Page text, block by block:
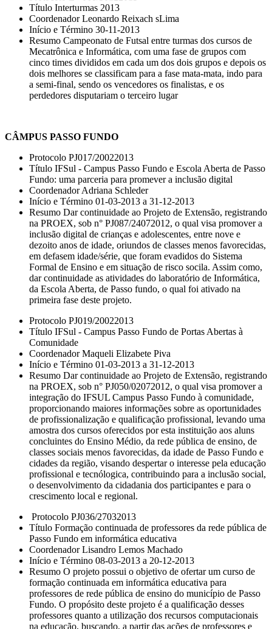
Título Interturmas 2013
Coordenador Leonardo Reixach sLima
Início e Término 30-11-2013
Resumo Campeonato de Futsal entre turmas dos cursos de
Mecatrônica e Informática, com uma fase de grupos com
cinco times divididos em cada um dos dois grupos e depois os
dois melhores se classificam para a fase mata-mata, indo para
a semi-final, sendo os vencedores os finalistas, e os
perdedores disputariam o terceiro lugar
CÂMPUS PASSO FUNDO
Protocolo PJ017/20022013
Título IFSul - Campus Passo Fundo e Escola Aberta de Passo
Fundo: uma parceria para promever a inclusão digital
Coordenador Adriana Schleder
Início e Término 01-03-2013 a 31-12-2013
Resumo Dar continuidade ao Projeto de Extensão, registrando
na PROEX, sob n° PJ087/24072012, o qual visa promover a
inclusão digital de crianças e adolescentes, entre nove e
dezoito anos de idade, oriundos de classes menos favorecidas,
em defasem idade/série, que foram evadidos do Sistema
Formal de Ensino e em situação de risco socila. Assim como,
dar continuidade as atividades do laboratório de Informática,
da Escola Aberta, de Passo fundo, o qual foi ativado na
primeira fase deste projeto.
Protocolo PJ019/20022013
Título IFSul - Campus Passo Fundo de Portas Abertas à
Comunidade
Coordenador Maqueli Elizabete Piva
Início e Término 01-03-2013 a 31-12-2013
Resumo Dar continuidade ao Projeto de Extensão, registrando
na PROEX, sob n° PJ050/02072012, o qual visa promover a
integração do IFSUL Campus Passo Fundo à comunidade,
proporcionando maiores informações sobre as oportunidades
de profissionalização e qualificação profissional, levando uma
amostra dos cursos oferecidos por esta instituição aos aluns
concluintes do Ensino Médio, da rede pública de ensino, de
classes sociais menos favorecidas, da idade de Passo Fundo e
cidades da região, visando despertar o interesse pela educação
profissional e tecnólogica, contribuindo para a inclusão social,
o desenvolvimento da cidadania dos participantes e para o
crescimento local e regional.
Protocolo PJ036/27032013
Título Formação continuada de professores da rede pública de
Passo Fundo em informática educativa
Coordenador Lisandro Lemos Machado
Início e Término 08-03-2013 a 20-12-2013
Resumo O projeto possui o objetivo de ofertar um curso de
formação continuada em informática educativa para
professores de rede pública de ensino do município de Passo
Fundo. O propósito deste projeto é a qualificação desses
professores quanto a utilização dos recursos computacionais
na educação, buscando, a partir das ações de professores e